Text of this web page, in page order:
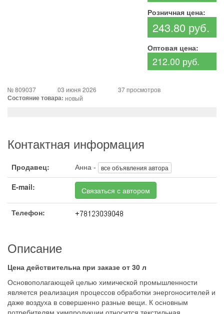
Розничная цена:
243.80 руб.
Оптовая цена:
212.00 руб.
№ 809037 03 июня 2026 37 просмотров
Состояние товара: новый
Контактная информация
Продавец: Анна - все объявления автора
E-mail: Связаться с автором
Телефон:
Описание
Цена действительна при заказе от 30 л
Основополагающей целью химической промышленности
является реализация процессов обработки энергоносителей и
даже воздуха в совершенно разные вещи. К основным
потребителям химпродукции относится текстильная